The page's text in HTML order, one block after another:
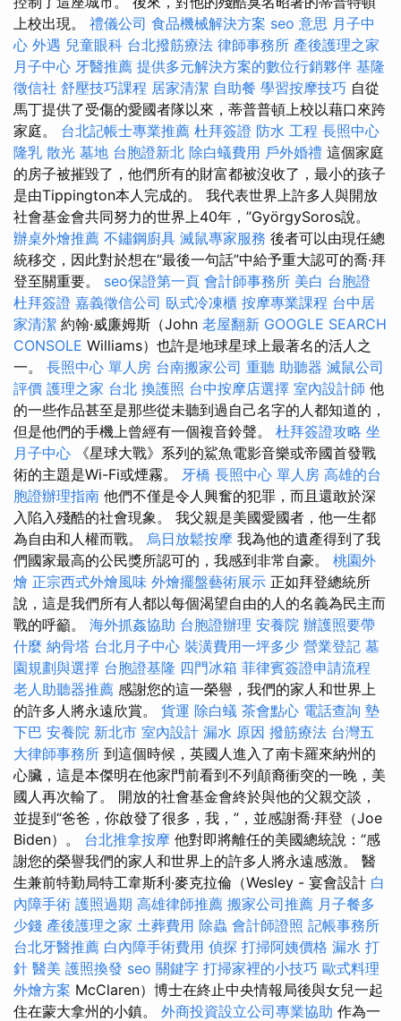
上校出現。 禮儀公司 食品機械解決方案 seo 意思 月子中
心 外遇 兒童眼科 台北撥筋療法 律師事務所 產後護理之家
月子中心 牙醫推薦 提供多元解決方案的數位行銷夥伴 基隆
徵信社 舒壓技巧課程 居家清潔 自助餐 學習按摩技巧 自從
馬丁提供了受傷的愛國者隊以來，蒂普普頓上校以藉口來跨
家庭。 台北記帳士專業推薦 杜拜簽證 防水 工程 長照中心
隆乳 散光 墓地 台胞證新北 除白蟻費用 戶外婚禮 這個家庭
的房子被摧毀了，他們所有的財富都被沒收了，最小的孩子
是由Tippington本人完成的。 我代表世界上許多人與開放
社會基金會共同努力的世界上40年，”GyörgySoros說。
辦桌外燴推薦 不鏽鋼廚具 滅鼠專家服務 後者可以由現任總
統移交，因此對於想在“最後一句話”中給予重大認可的喬·拜
登至關重要。 seo保證第一頁 會計師事務所 美白 台胞證
杜拜簽證 嘉義徵信公司 臥式冷凍櫃 按摩專業課程 台中居
家清潔 約翰·威廉姆斯（John 老屋翻新 GOOGLE SEARCH
CONSOLE Williams）也許是地球星球上最著名的活人之
一。 長照中心 單人房 台南搬家公司 重聽 助聽器 滅鼠公司
評價 護理之家 台北 換護照 台中按摩店選擇 室內設計師 他
的一些作品甚至是那些從未聽到過自己名字的人都知道的，
但是他們的手機上曾經有一個複音鈴聲。 杜拜簽證攻略 坐
月子中心 《星球大戰》系列的鯊魚電影音樂或帝國首發戰
術的主題是Wi-Fi或煙霧。 牙橋 長照中心 單人房 高雄的台
胞證辦理指南 他們不僅是令人興奮的犯罪，而且還敢於深
入陷入殘酷的社會現象。 我父親是美國愛國者，他一生都
為自由和人權而戰。 烏日放鬆按摩 我為他的遺產得到了我
們國家最高的公民獎所認可的，我感到非常自豪。 桃園外
燴 正宗西式外燴風味 外燴擺盤藝術展示 正如拜登總統所
說，這是我們所有人都以每個渴望自由的人的名義為民主而
戰的呼籲。 海外抓姦協助 台胞證辦理 安養院 辦護照要帶
什麼 納骨塔 台北月子中心 裝潢費用一坪多少 營業登記 墓
園規劃與選擇 台胞證基隆 四門冰箱 菲律賓簽證申請流程
老人助聽器推薦 感謝您的這一榮譽，我們的家人和世界上
的許多人將永遠欣賞。 貨運 除白蟻 茶會點心 電話查詢 墊
下巴 安養院 新北市 室內設計 漏水 原因 撥筋療法 台灣五
大律師事務所 到這個時候，英國人進入了南卡羅來納州的
心臟，這是本傑明在他家門前看到不列顛裔衝突的一晚，美
國人再次輸了。 開放的社會基金會終於與他的父親交談，
並提到“爸爸，你啟發了很多，我，”，並感謝喬·拜登（Joe
Biden）。 台北推拿按摩 他對即將離任的美國總統說：“感
謝您的榮譽我們的家人和世界上的許多人將永遠感激。 醫
生兼前特勤局特工韋斯利·麥克拉倫（Wesley - 宴會設計 白
內障手術 護照過期 高雄律師推薦 搬家公司推薦 月子餐多
少錢 產後護理之家 土葬費用 除蟲 會計師證照 記帳事務所
台北牙醫推薦 白內障手術費用 偵探 打掃阿姨價格 漏水 打
針 醫美 護照換發 seo 關鍵字 打掃家裡的小技巧 歐式料理
外燴方案 McClaren）博士在終止中央情報局後與女兒一起
住在蒙大拿州的小鎮。 外商投資設立公司專業協助 作為一